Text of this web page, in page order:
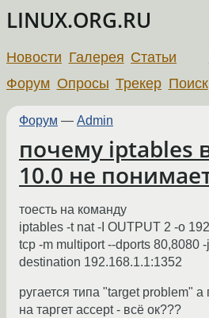
LINUX.ORG.RU
Новости Галерея Статьи
Форум Опросы Трекер Поиск
Форум — Admin
почему iptables
10.0 не
тоесть на команду
iptables -t nat -I OUTPUT 2 -o
tcp -m multiport --dports 80,8080
destination 192.168.1.1:1352
ругается типа "target problem"
на таргет accept - всё ок???